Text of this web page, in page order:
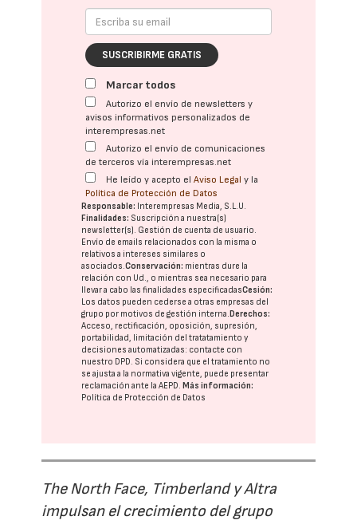
SUSCRIBIRME GRATIS
Marcar todos
Autorizo el envío de newsletters y
avisos informativos personalizados de
interempresas.net
Autorizo el envío de comunicaciones
de terceros vía interempresas.net
He leído y acepto elAviso Legal y la
Política de Protección de Datos
Responsable: Interempresas Media, S.L.U.
Finalidades: Suscripción a nuestra(s)
newsletter(s). Gestión de cuenta de usuario.
Envío de emails relacionados con la misma o
relativos a intereses similares o
asociados.Conservación: mientras dure la
relación con Ud., o mientras sea necesario para
llevar a cabo las finalidades especificadasCesión:
Los datos pueden cederse a otras empresas del
grupo por motivos de gestión interna.Derechos:
Acceso, rectificación, oposición, supresión,
portabilidad, limitación del tratatamiento y
decisiones automatizadas: contacte con
nuestro DPD. Si considera que el tratamiento no
se ajusta a la normativa vigente, puede presentar
reclamación ante laAEPD.Más información:
Política de Protección de Datos
The North Face, Timberland y Altra
impulsan el crecimiento del grupo